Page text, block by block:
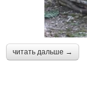
читать дальше →